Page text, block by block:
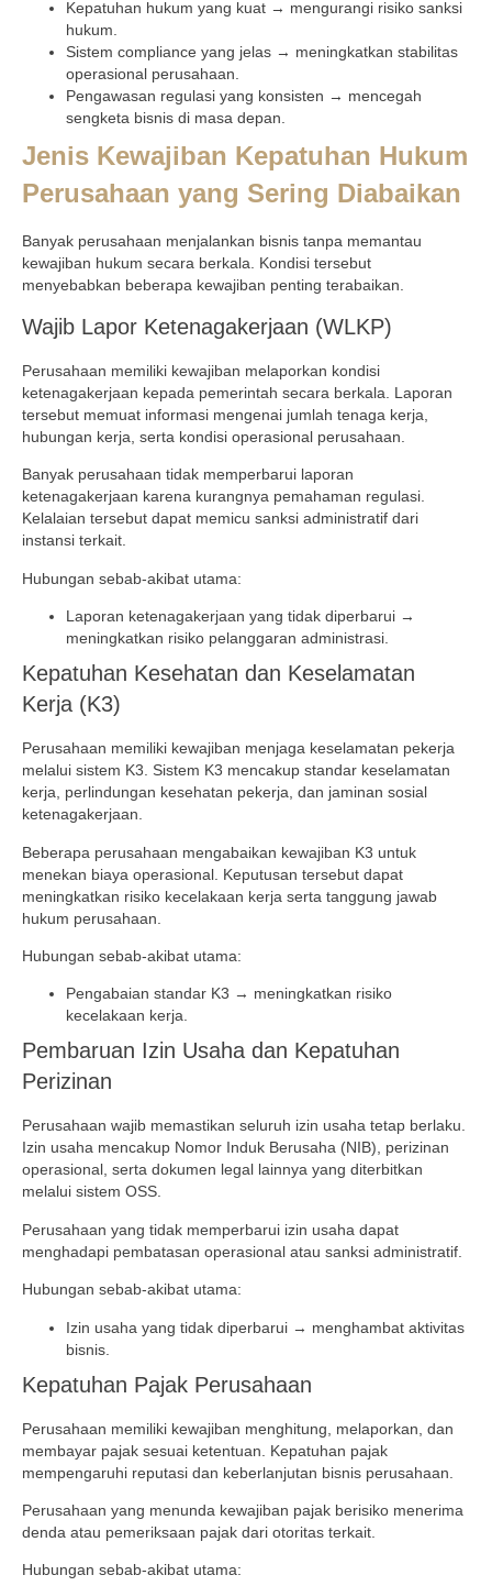
Kepatuhan hukum yang kuat → mengurangi risiko sanksi
hukum.
Sistem compliance yang jelas → meningkatkan stabilitas
operasional perusahaan.
Pengawasan regulasi yang konsisten → mencegah
sengketa bisnis di masa depan.
Jenis Kewajiban Kepatuhan Hukum
Perusahaan yang Sering Diabaikan
Banyak perusahaan menjalankan bisnis tanpa memantau
kewajiban hukum secara berkala. Kondisi tersebut
menyebabkan beberapa kewajiban penting terabaikan.
Wajib Lapor Ketenagakerjaan (WLKP)
Perusahaan memiliki kewajiban melaporkan kondisi
ketenagakerjaan kepada pemerintah secara berkala. Laporan
tersebut memuat informasi mengenai jumlah tenaga kerja,
hubungan kerja, serta kondisi operasional perusahaan.
Banyak perusahaan tidak memperbarui laporan
ketenagakerjaan karena kurangnya pemahaman regulasi.
Kelalaian tersebut dapat memicu sanksi administratif dari
instansi terkait.
Hubungan sebab-akibat utama:
Laporan ketenagakerjaan yang tidak diperbarui →
meningkatkan risiko pelanggaran administrasi.
Kepatuhan Kesehatan dan Keselamatan
Kerja (K3)
Perusahaan memiliki kewajiban menjaga keselamatan pekerja
melalui sistem K3. Sistem K3 mencakup standar keselamatan
kerja, perlindungan kesehatan pekerja, dan jaminan sosial
ketenagakerjaan.
Beberapa perusahaan mengabaikan kewajiban K3 untuk
menekan biaya operasional. Keputusan tersebut dapat
meningkatkan risiko kecelakaan kerja serta tanggung jawab
hukum perusahaan.
Hubungan sebab-akibat utama:
Pengabaian standar K3 → meningkatkan risiko
kecelakaan kerja.
Pembaruan Izin Usaha dan Kepatuhan
Perizinan
Perusahaan wajib memastikan seluruh izin usaha tetap berlaku.
Izin usaha mencakup Nomor Induk Berusaha (NIB), perizinan
operasional, serta dokumen legal lainnya yang diterbitkan
melalui sistem OSS.
Perusahaan yang tidak memperbarui izin usaha dapat
menghadapi pembatasan operasional atau sanksi administratif.
Hubungan sebab-akibat utama:
Izin usaha yang tidak diperbarui → menghambat aktivitas
bisnis.
Kepatuhan Pajak Perusahaan
Perusahaan memiliki kewajiban menghitung, melaporkan, dan
membayar pajak sesuai ketentuan. Kepatuhan pajak
mempengaruhi reputasi dan keberlanjutan bisnis perusahaan.
Perusahaan yang menunda kewajiban pajak berisiko menerima
denda atau pemeriksaan pajak dari otoritas terkait.
Hubungan sebab-akibat utama: